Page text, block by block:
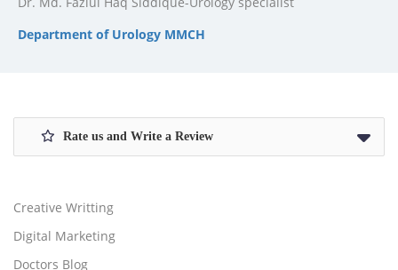
Department of Urology MMCH
Rate us and Write a Review
Creative Writting
Digital Marketing
Doctors Blog